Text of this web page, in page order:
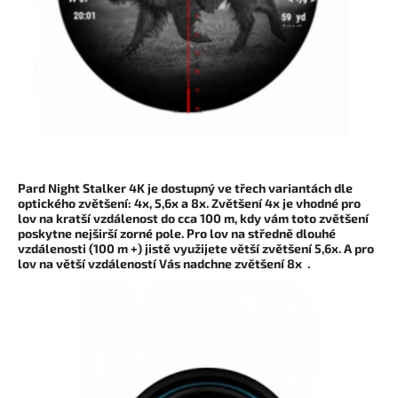
Pard Night Stalker 4K je dostupný ve třech variantách dle
optickéhozvětšení: 4x, 5,6x a 8x.Zvětšení 4x je vhodné pro
lov na kratší vzdálenost do cca 100 m, kdy vám toto zvětšení
poskytne nejširší zorné pole. Pro lov na středně dlouhé
vzdálenosti (100 m +) jistě využijete větší zvětšení 5,6x. A pro
lov na větší vzdáleností Vás nadchne zvětšení 8x .